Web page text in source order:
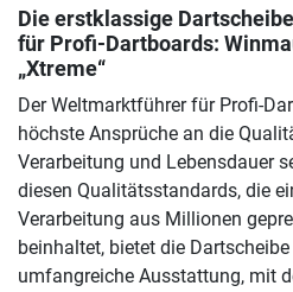
Die erstklassige
für Profi-Dartboards:
„Xtreme“
Der Weltmarktführer für Profi-
höchste Ansprüche an die
Verarbeitung und Lebensdauer
diesen Qualitätsstandards, die
Verarbeitung aus Millionen
beinhaltet, bietet die Dartscheibe
umfangreiche Ausstattung, mit